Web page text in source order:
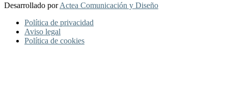
Desarrollado porActea Comunicación y Diseño
Política de privacidad
Aviso legal
Política de cookies